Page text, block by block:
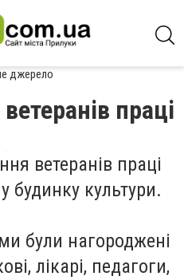
джерело
праці
ветеранів праці
будинку культури.
були нагороджені
лікарі, педагоги,